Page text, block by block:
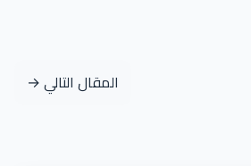
المقال التالي →